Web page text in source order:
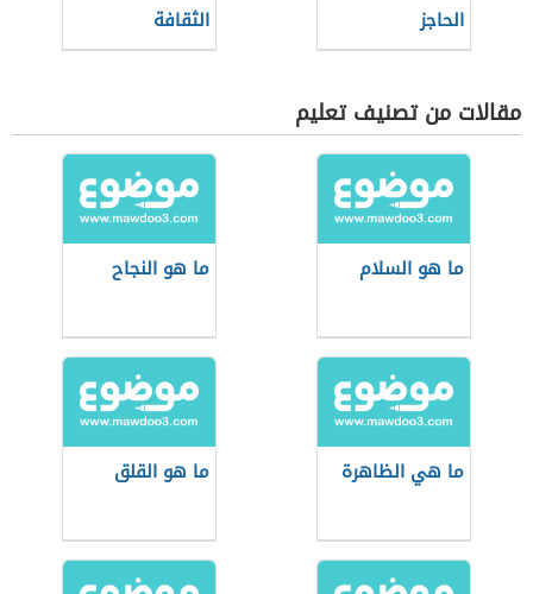
الحاجز
الثقافة
مقالات من تصنيف تعليم
ما هو السلام ما هو النجاح
ما هي الظاهرة ما هو القلق